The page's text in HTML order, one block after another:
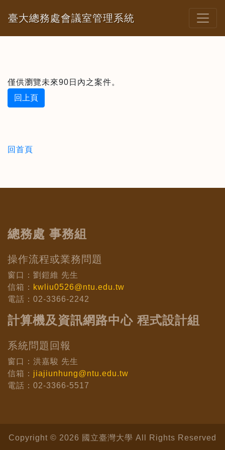
臺大總務處會議室管理系統
僅供瀏覽未來90日內之案件。
回上頁
回首頁
總務處 事務組
操作流程或業務問題
窗口：劉鎧維 先生
信箱： kwliu0526@ntu.edu.tw
電話：02-3366-2242
計算機及資訊網路中心 程式設計組
系統問題回報
窗口：洪嘉駿 先生
信箱： jiajiunhung@ntu.edu.tw
電話：02-3366-5517
Copyright © 2026 國立臺灣大學 All Rights Reserved